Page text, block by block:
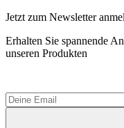
Jetzt zum Newsletter
Erhalten Sie spannende
unseren Produkten